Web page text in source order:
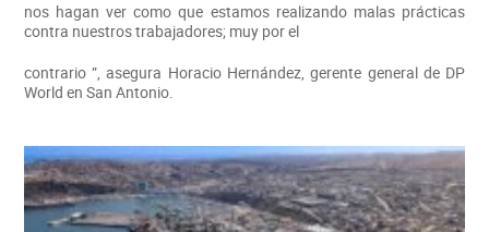
nos hagan ver como que estamos realizando malas prácticas
contra nuestros trabajadores; muy por el
contrario ”, asegura Horacio Hernández, gerente general de DP
World en San Antonio.